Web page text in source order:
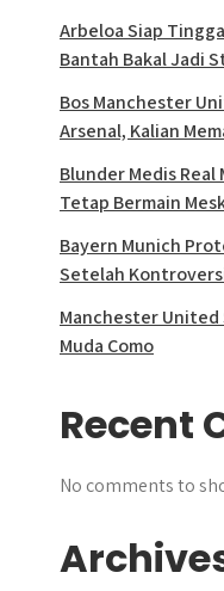
Arbeloa Siap
Bantah Bakal Jadi
Bos Manchester
Arsenal, Kalian
Blunder Medis Real
Tetap Bermain
Bayern Munich
Setelah
Manchester United
Muda Como
Recent
No comments to